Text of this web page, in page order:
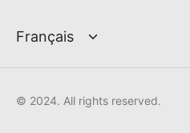
© 2024. All rights reserved.